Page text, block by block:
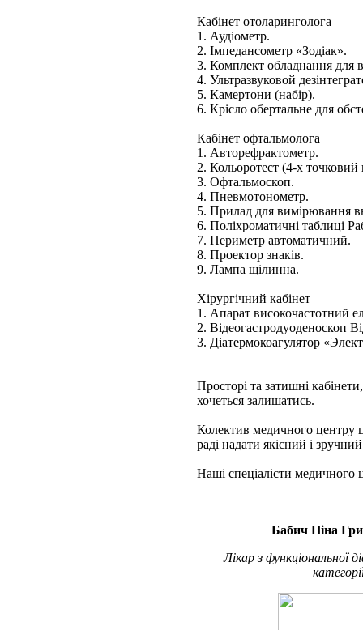
Кабінет отоларинголога
1. Аудіометр.
2. Імпедансометр «Зодіак».
3. Комплект обладнання для
4. Ультразвуковой
5. Камертони (набір).
6. Крісло обертальне для
Кабінет офтальмолога
1. Авторефрактометр.
2. Кольоротест (4-х
3. Офтальмоскоп.
4. Пневмотонометр.
5. Прилад для вимірювання
6. Поліхроматичні таблиці
7. Периметр автоматичний.
8. Проектор знаків.
9. Лампа щілинна.
Хірургічний кабінет
1. Апарат високочастотний
2. Відеогастродуоденоскоп
3. Діатермокоагулятор
Просторі та затишні
хочеться залишатись.
Колектив медичного центру
раді надати якісний і
Наші спеціалісти медичного
Бабич Ніна
Лікар з функціональної